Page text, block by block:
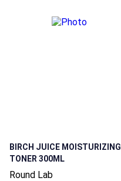
BIRCH JUICE MOISTURIZING
TONER 300ML
Round Lab